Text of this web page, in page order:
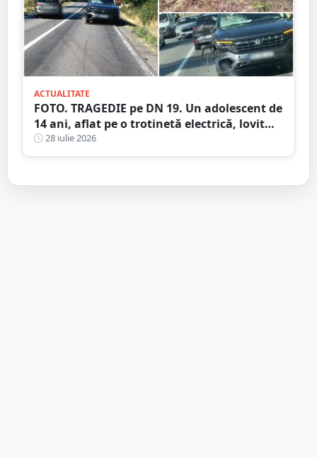
ACTUALITATE
FOTO. TRAGEDIE pe DN 19. Un adolescent de
14 ani, aflat pe o trotinetă electrică, lovit
mortal de o mașină
28 iulie 2026